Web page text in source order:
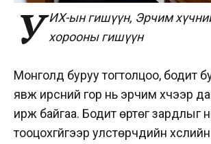
У ИХ-ын гишүүн, Эрчим
хорооны гишүүн
Монголд буруу тогтолцоо, бодит
явж ирсний гор нь эрчим хүчээр
ирж байгаа. Бодит өртөг зардлыг
тооцохгүйгээр улстөрчдийн хүслийн